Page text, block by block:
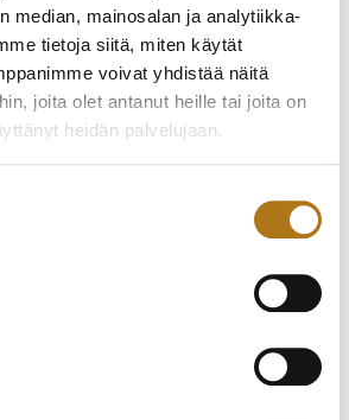
median, mainosalan ja analytiikka-
tietoja siitä, miten käytät
voivat yhdistää näitä
joita olet antanut heille tai joita on
heidän palvelujaan.
ELGE-001 VANHA